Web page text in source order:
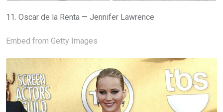
11. Oscar de la Renta — Jennifer Lawrence
Embed from Getty Images